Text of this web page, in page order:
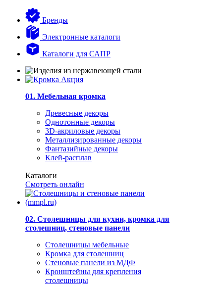
Бренды
Электронные каталоги
Каталоги для САПР
01. Мебельная кромка
Древесные декоры
Однотонные декоры
3D-акриловые декоры
Металлизированные декоры
Фантазийные декоры
Клей-расплав
Каталоги
Смотреть онлайн
02. Столешницы для кухни, кромка для
столешниц, стеновые панели
Столешницы мебельные
Кромка для столешниц
Стеновые панели из МДФ
Кронштейны для крепления
столешницы